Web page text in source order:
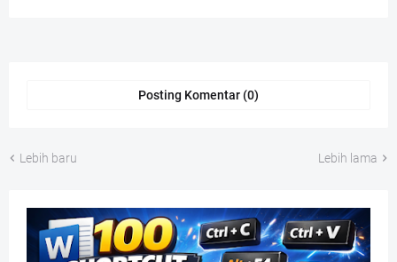
Posting Komentar (0)
Lebih baru Lebih lama